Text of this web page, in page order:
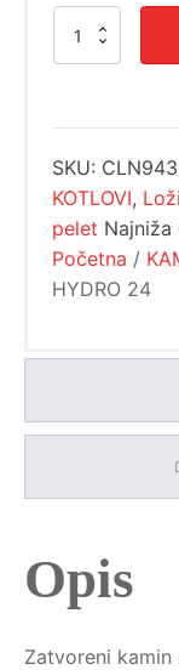
VIVO
SKU:
KOTLOVI,
pelet Najniža
Početna /
HYDRO 24
Opis
Zatvoreni